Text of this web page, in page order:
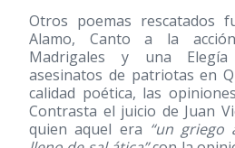
Otros poemas rescatados
Alamo, Canto a la
Madrigales y una
asesinatos de patriotas en
calidad poética, las
Contrasta el juicio de Juan
quien aquel era “un griego